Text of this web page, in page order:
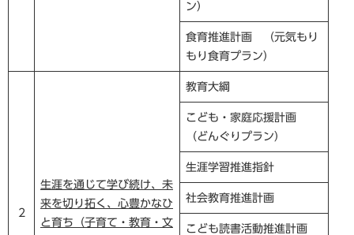
ン）
食育推進計画 （元気もり
もり食育プラン）
2
生涯を通じて学び続け、未
来を切り拓く、心豊かなひ
と育ち（子育て・教育・文
教育大綱
こども・家庭応援計画
（どんぐりプラン）
生涯学習推進指針
社会教育推進計画
こども読書活動推進計画